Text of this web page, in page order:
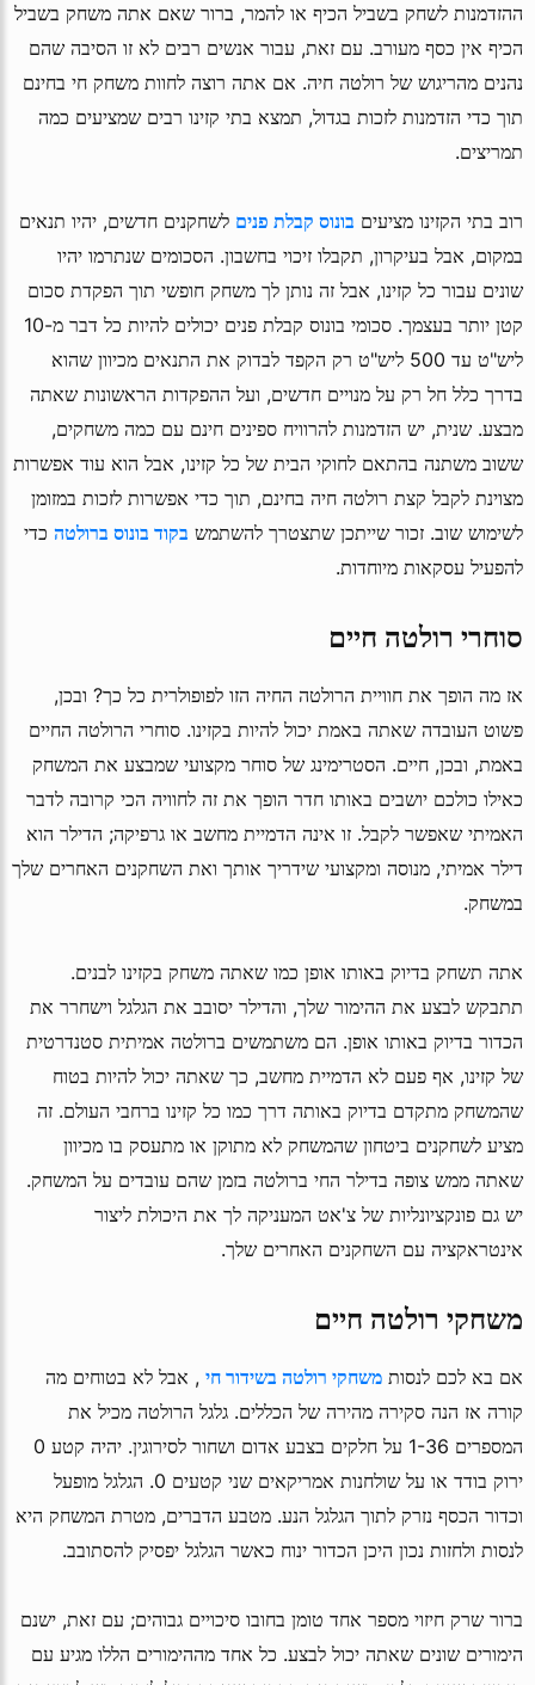
ההזדמנות לשחק בשביל הכיף או להמר, ברור שאם אתה משחק בשביל
הכיף אין כסף מעורב. עם זאת, עבור אנשים רבים לא זו הסיבה שהם
נהנים מהריגוש של רולטה חיה. אם אתה רוצה לחוות משחק חי בחינם
תוך כדי הזדמנות לזכות בגדול, תמצא בתי קזינו רבים שמציעים כמה
תמריצים.
רוב בתי הקזינו מציעים בונוס קבלת פנים לשחקנים חדשים, יהיו תנאים
במקום, אבל בעיקרון, תקבלו זיכוי בחשבון. הסכומים שנתרמו יהיו
שונים עבור כל קזינו, אבל זה נותן לך משחק חופשי תוך הפקדת סכום
קטן יותר בעצמך. סכומי בונוס קבלת פנים יכולים להיות כל דבר מ-10
ליש"ט עד 500 ליש"ט רק הקפד לבדוק את התנאים מכיוון שהוא
בדרך כלל חל רק על מנויים חדשים, ועל ההפקדות הראשונות שאתה
מבצע. שנית, יש הזדמנות להרוויח ספינים חינם עם כמה משחקים,
ששוב משתנה בהתאם לחוקי הבית של כל קזינו, אבל הוא עוד אפשרות
מצוינת לקבל קצת רולטה חיה בחינם, תוך כדי אפשרות לזכות במזומן
לשימוש שוב. זכור שייתכן שתצטרך להשתמש בקוד בונוס ברולטה כדי
להפעיל עסקאות מיוחדות.
סוחרי רולטה חיים
אז מה הופך את חוויית הרולטה החיה הזו לפופולרית כל כך? ובכן,
פשוט העובדה שאתה באמת יכול להיות בקזינו. סוחרי הרולטה החיים
באמת, ובכן, חיים. הסטרימינג של סוחר מקצועי שמבצע את המשחק
כאילו כולכם יושבים באותו חדר הופך את זה לחוויה הכי קרובה לדבר
האמיתי שאפשר לקבל. זו אינה הדמיית מחשב או גרפיקה; הדילר הוא
דילר אמיתי, מנוסה ומקצועי שידריך אותך ואת השחקנים האחרים שלך
במשחק.
אתה תשחק בדיוק באותו אופן כמו שאתה משחק בקזינו לבנים.
תתבקש לבצע את ההימור שלך, והדילר יסובב את הגלגל וישחרר את
הכדור בדיוק באותו אופן. הם משתמשים ברולטה אמיתית סטנדרטית
של קזינו, אף פעם לא הדמיית מחשב, כך שאתה יכול להיות בטוח
שהמשחק מתקדם בדיוק באותה דרך כמו כל קזינו ברחבי העולם. זה
מציע לשחקנים ביטחון שהמשחק לא מתוקן או מתעסק בו מכיוון
שאתה ממש צופה בדילר החי ברולטה בזמן שהם עובדים על המשחק.
יש גם פונקציונליות של צ'אט המעניקה לך את היכולת ליצור
אינטראקציה עם השחקנים האחרים שלך.
משחקי רולטה חיים
אם בא לכם לנסות משחקי רולטה בשידור חי , אבל לא בטוחים מה
קורה אז הנה סקירה מהירה של הכללים. גלגל הרולטה מכיל את
המספרים 1-36 על חלקים בצבע אדום ושחור לסירוגין. יהיה קטע 0
ירוק בודד או על שולחנות אמריקאים שני קטעים 0. הגלגל מופעל
וכדור הכסף נזרק לתוך הגלגל הנע. מטבע הדברים, מטרת המשחק היא
לנסות ולחזות נכון היכן הכדור ינוח כאשר הגלגל יפסיק להסתובב.
ברור שרק חיזוי מספר אחד טומן בחובו סיכויים גבוהים; עם זאת, ישנם
הימורים שונים שאתה יכול לבצע. כל אחד מההימורים הללו מגיע עם